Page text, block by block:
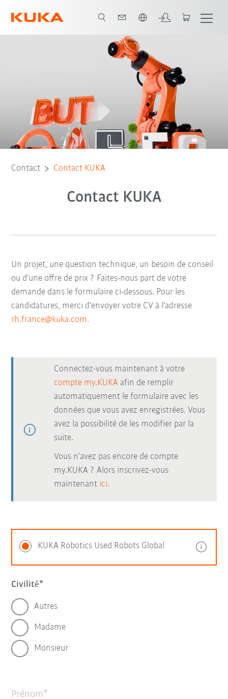
Contact Contact KUKA
Contact KUKA
Un projet, une question technique, un besoin de conseil
ou d'une offre de prix ? Faites-nous part de votre
demande dans le formulaire ci-dessous. Pour les
candidatures, merci d'envoyer votre CV à l'adresse
rh.france@kuka.com.
Connectez-vous maintenant à votre
compte my.KUKA afin de remplir
automatiquement le formulaire avec les
données que vous avez enregistrées. Vous
avez la possibilité de les modifier par la
suite.
Vous n’avez pas encore de compte
my.KUKA ? Alors inscrivez-vous
maintenant ici.
KUKA Robotics Used Robots Global
Civilité
Autres
Madame
Monsieur
Prénom